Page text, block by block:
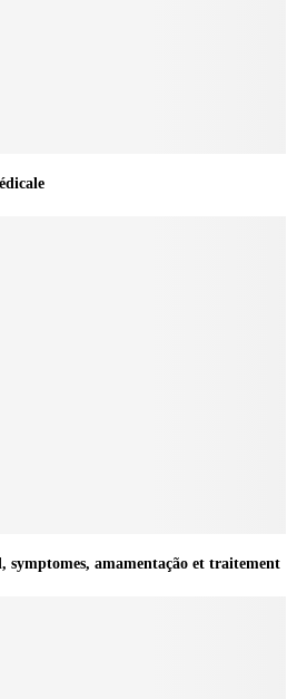
symptomes, amamentação et traitement